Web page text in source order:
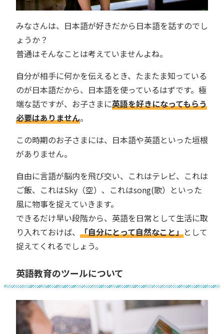
みなさんは、日本語が好きだから日本語を話すのでし
ょうか？
普通はそんなことは考えていませんよね。
自分が相手に何かを伝えるとき、たまたま知っている
のが日本語だから、日本語を使っているはずです。極
端な話ですが、お子さまに英語を好きになってもらう
必要はありません。
この時期のお子さまには、日本語や英語といった垣根
がありません。
自由に言語が脳内を飛び交い、これはテレビ、これは
ご飯、これはSky（空）、これはsong(歌）といった
風に物事を捉えていきます。
できるだけ早い段階から、英語を日常として生活に取
り入れておけば、 「自分にとって自然なこと」として
捉えてくれるでしょう。
英語教育のツールについて